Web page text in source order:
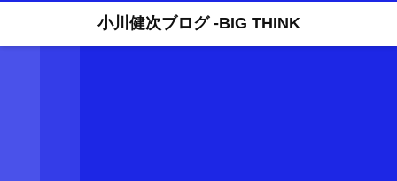
小川健次ブログ -BIG THINK